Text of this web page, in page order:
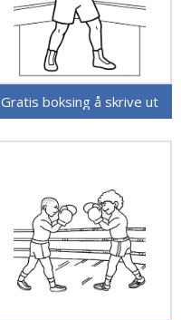
Gratis boksing å skrive ut